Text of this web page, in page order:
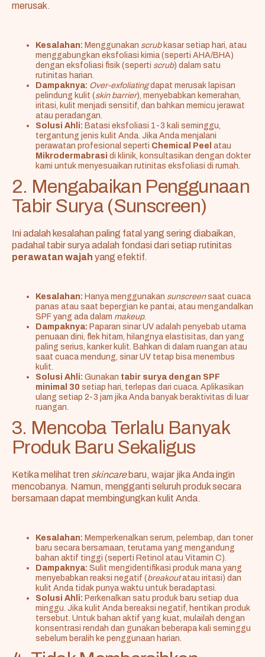
merusak.
Kesalahan: Menggunakan scrubkasar setiap hari, atau
menggabungkan eksfoliasi kimia (seperti AHA/BHA)
dengan eksfoliasi fisik (seperti scrub) dalam satu
rutinitas harian.
Dampaknya: Over-exfoliatingdapat merusak lapisan
pelindung kulit (skin barrier), menyebabkan kemerahan,
iritasi, kulit menjadi sensitif, dan bahkan memicu jerawat
atau peradangan.
Solusi Ahli: Batasi eksfoliasi 1-3 kali seminggu,
tergantung jenis kulit Anda. Jika Anda menjalani
perawatan profesional seperti Chemical Peel atau
Mikrodermabrasi di klinik, konsultasikan dengan dokter
kami untuk menyesuaikan rutinitas eksfoliasi di rumah.
2. Mengabaikan Penggunaan
Tabir Surya (Sunscreen)
Ini adalah kesalahan paling fatal yang sering diabaikan,
padahal tabir surya adalah fondasi dari setiap rutinitas
perawatan wajah yang efektif.
Kesalahan: Hanya menggunakan sunscreensaat cuaca
panas atau saat bepergian ke pantai, atau mengandalkan
SPF yang ada dalam makeup.
Dampaknya: Paparan sinar UV adalah penyebab utama
penuaan dini, flek hitam, hilangnya elastisitas, dan yang
paling serius, kanker kulit. Bahkan di dalam ruangan atau
saat cuaca mendung, sinar UV tetap bisa menembus
kulit.
Solusi Ahli: Gunakan tabir surya dengan SPF
minimal 30 setiap hari, terlepas dari cuaca. Aplikasikan
ulang setiap 2-3 jam jika Anda banyak beraktivitas di luar
ruangan.
3. Mencoba Terlalu Banyak
Produk Baru Sekaligus
Ketika melihat tren skincarebaru, wajar jika Anda ingin
mencobanya. Namun, mengganti seluruh produk secara
bersamaan dapat membingungkan kulit Anda.
Kesalahan: Memperkenalkan serum, pelembap, dan toner
baru secara bersamaan, terutama yang mengandung
bahan aktif tinggi (seperti Retinol atau Vitamin C).
Dampaknya: Sulit mengidentifikasi produk mana yang
menyebabkan reaksi negatif (breakoutatau iritasi) dan
kulit Anda tidak punya waktu untuk beradaptasi.
Solusi Ahli: Perkenalkan satu produk baru setiap dua
minggu. Jika kulit Anda bereaksi negatif, hentikan produk
tersebut. Untuk bahan aktif yang kuat, mulailah dengan
konsentrasi rendah dan gunakan beberapa kali seminggu
sebelum beralih ke penggunaan harian.